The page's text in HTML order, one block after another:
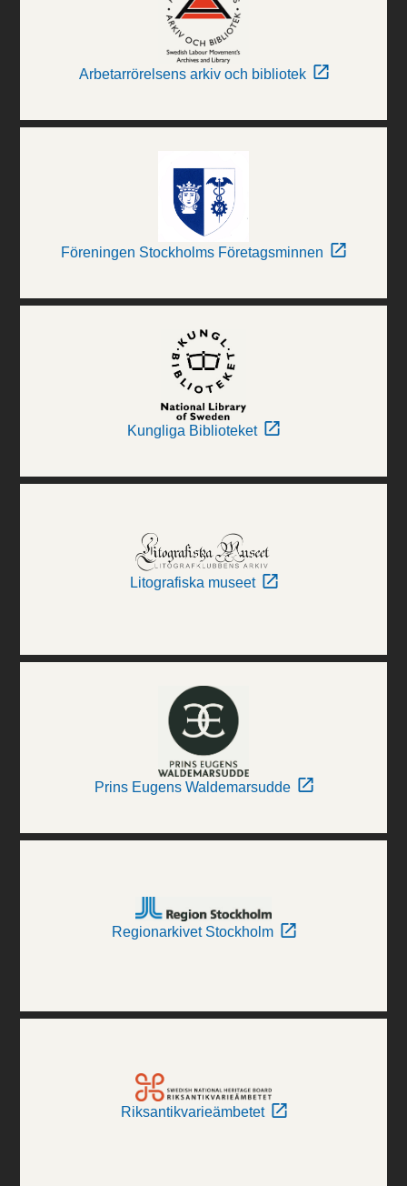
Arbetarrörelsens arkiv och bibliotek
Föreningen Stockholms Företagsminnen
Kungliga Biblioteket
Litografiska museet
Prins Eugens Waldemarsudde
Regionarkivet Stockholm
Riksantikvarieämbetet